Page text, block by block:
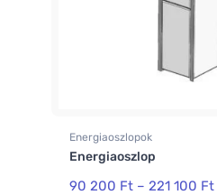
Energiaoszlopok
Energiaoszlop
90 200 Ft – 221 100 Ft